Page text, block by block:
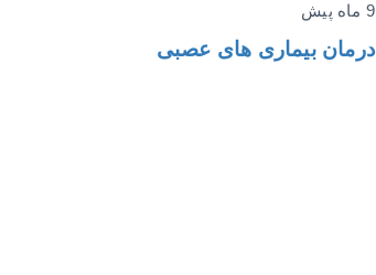
9 ماه پیش
درمان بیماری های عصبی